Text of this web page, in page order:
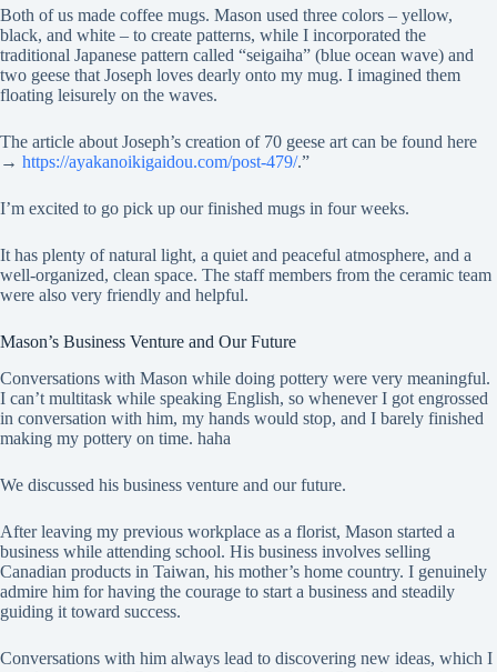
Both of us made coffee mugs. Mason used three colors – yellow,
black, and white – to create patterns, while I incorporated the
traditional Japanese pattern called “seigaiha” (blue ocean wave) and
two geese that Joseph loves dearly onto my mug. I imagined them
floating leisurely on the waves.
The article about Joseph’s creation of 70 geese art can be found here
→ https://ayakanoikigaidou.com/post-479/.”
I’m excited to go pick up our finished mugs in four weeks.
It has plenty of natural light, a quiet and peaceful atmosphere, and a
well-organized, clean space. The staff members from the ceramic team
were also very friendly and helpful.
Mason’s Business Venture and Our Future
Conversations with Mason while doing pottery were very meaningful.
I can’t multitask while speaking English, so whenever I got engrossed
in conversation with him, my hands would stop, and I barely finished
making my pottery on time. haha
We discussed his business venture and our future.
After leaving my previous workplace as a florist, Mason started a
business while attending school. His business involves selling
Canadian products in Taiwan, his mother’s home country. I genuinely
admire him for having the courage to start a business and steadily
guiding it toward success.
Conversations with him always lead to discovering new ideas, which I